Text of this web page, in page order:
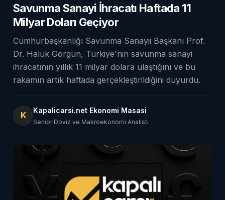
Savunma Sanayi İhracatı Haftada 11
Milyar Doları Geçiyor
Cumhurbaşkanlığı Savunma Sanayii Başkanı Prof.
Dr. Haluk Görgün, Türkiye'nin savunma sanayi
ihracatının yıllık 11 milyar dolara ulaştığını ve bu
rakamın artık haftada gerçekleştirildiğini duyurdu.
K Kapalicarsi.net Ekonomi Masasi
Senior Doviz ve Makroekonomi Analisti